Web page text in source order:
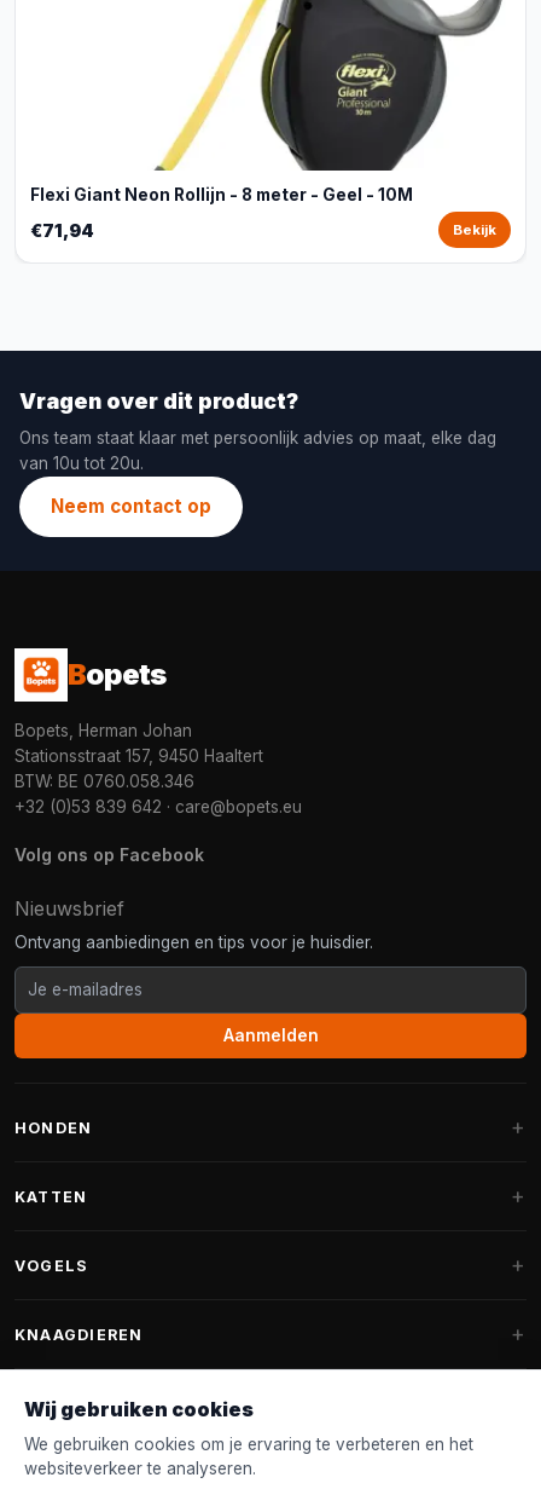
Flexi Giant Neon Rollijn - 8 meter - Geel - 10M
€71,94 Bekijk
Vragen over dit product?
Ons team staat klaar met persoonlijk advies op maat, elke dag
van 10u tot 20u.
Neem contact op
Bopets
Bopets, Herman Johan
Stationsstraat 157, 9450 Haaltert
BTW: BE 0760.058.346
+32 (0)53 839 642 · care@bopets.eu
Volg ons op Facebook
Nieuwsbrief
Ontvang aanbiedingen en tips voor je huisdier.
Aanmelden
HONDEN
Fantail hondenmanden
Hondenspeelgoed
Halsband & Lijn
KATTEN
Krabpalen voor Maine Coon
Kattenmanden
VOGELS
Vogelvoer binnenvogels
Voederhuisjes
Nestkastjes & Nesting
KNAAGDIEREN
Knaagdierenvoer
Accessoires
Wij gebruiken cookies
We gebruiken cookies om je ervaring te verbeteren en het
websiteverkeer te analyseren.